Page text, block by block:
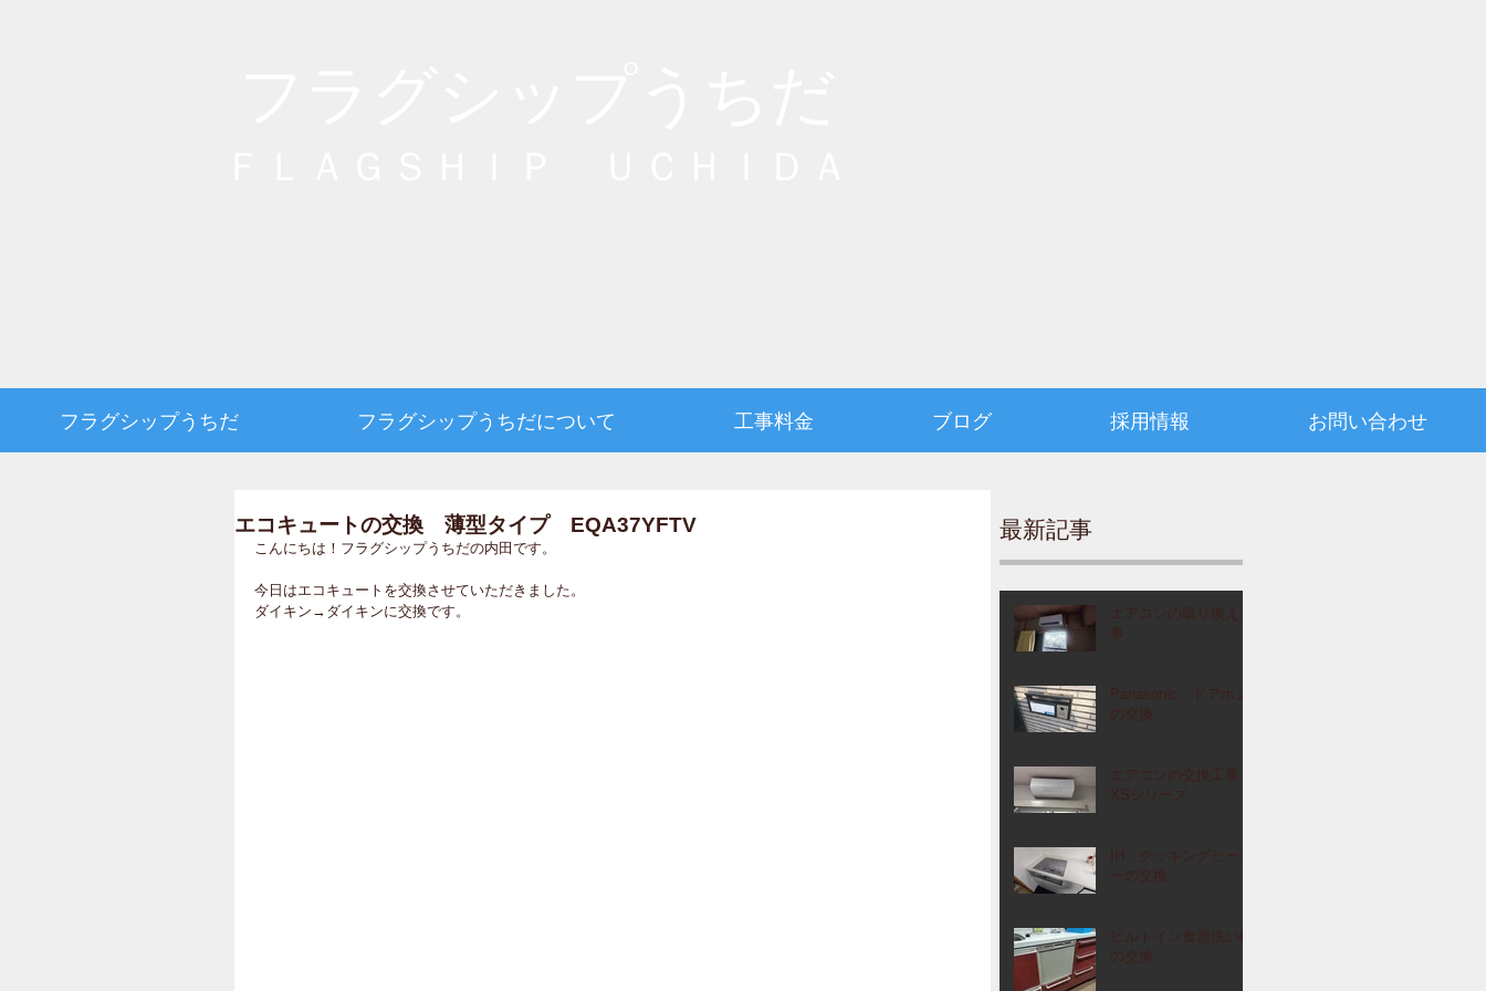
エコキュートの交換 薄型タイプ EQA37YFTV
こんにちは！フラグシップうちだの内田です。
今日はエコキュートを交換させていただきました。
ダイキン→ダイキンに交換です。
最新記事
エアコンの取り換え工
Panasonic ドアホン
の交換
エアコンの交換工事
XSシリーズ
IH クッキングヒータ
ーの交換
ビルトイン食器洗い機
の交換
フラグシップうちだ フラグシップうちだについて 工事料金 ブログ 採用情報 お問い合わせ